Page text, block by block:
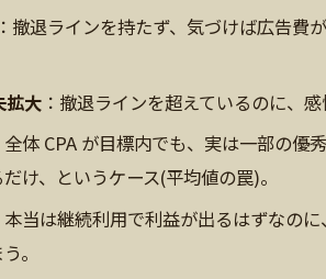
：撤退ラインを持たず、気づけば広告費
拡大：撤退ラインを超えているのに、感
全体 CPA が目標内でも、実は一部の優
け、というケース(平均値の罠)。
当は継続利用で利益が出るはずなの
。